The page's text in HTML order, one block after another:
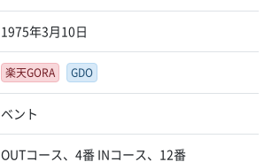
1975年3月10日
楽天GORA GDO
ベント
OUTコース、4番 INコース、12番